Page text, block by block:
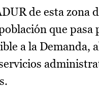
de esta zona
que
a la Demanda,